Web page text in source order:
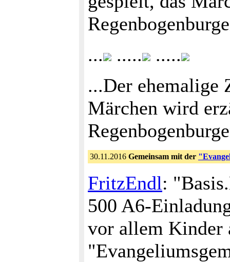
...
.....
.....
...Der ehemalige
Märchen wird
30.11.2016 Gemeinsam mit der
FritzEndl:
500 A6-
vor allem Kinder